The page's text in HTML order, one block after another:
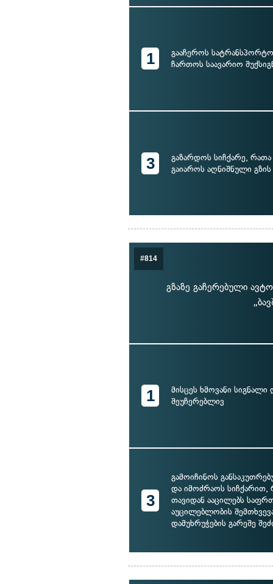
1
გააჩეროს
ჩართოს საავარიო
3
გაზარდოს სიჩქარე,
გაიაროს აღნიშნული
#814
გზაზე გაჩერებული
1
მისცეს ხმოვანი სიგნალი
შეუჩერებლივ
3
გამოიჩინოს
და იმოძრაოს
თავიდან ააცილებს
აუცილებლობის
დამუხრუჭების გარეშე